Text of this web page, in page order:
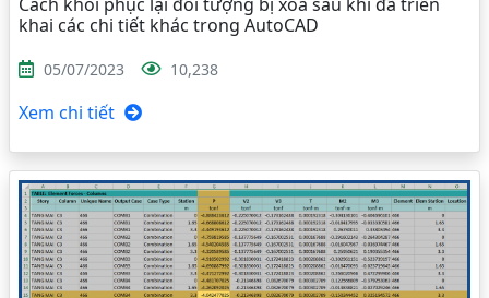
khai các chi tiết khác trong AutoCAD
05/07/2023 10,238
Xem chi tiết